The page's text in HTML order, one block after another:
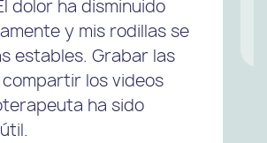
dolor ha disminuido
y mis rodillas se
estables. Grabar las
los videos
ha sido